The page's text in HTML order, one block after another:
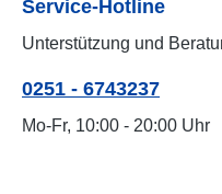
Service-Hotline
Unterstützung und
0251 - 6743237
Mo-Fr, 10:00 - 20:00 Uhr